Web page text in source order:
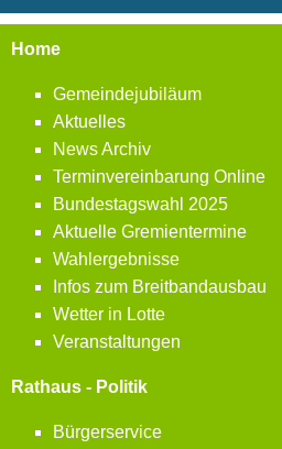
Home
Gemeindejubiläum
Aktuelles
News Archiv
Terminvereinbarung Online
Bundestagswahl 2025
Aktuelle Gremientermine
Wahlergebnisse
Infos zum Breitbandausbau
Wetter in Lotte
Veranstaltungen
Rathaus - Politik
Bürgerservice